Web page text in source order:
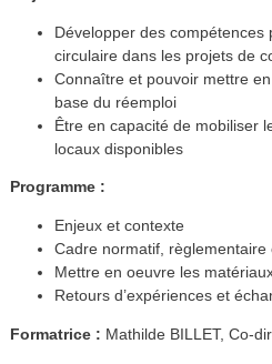
Développer des compétences
circulaire dans les projets de
Connaître et pouvoir mettre
base du réemploi
Être en capacité de mobiliser
locaux disponibles
Programme :
Enjeux et contexte
Cadre normatif,
Mettre en oeuvre les
Retours d’expériences et
Formatrice : Mathilde BILLET, Co-